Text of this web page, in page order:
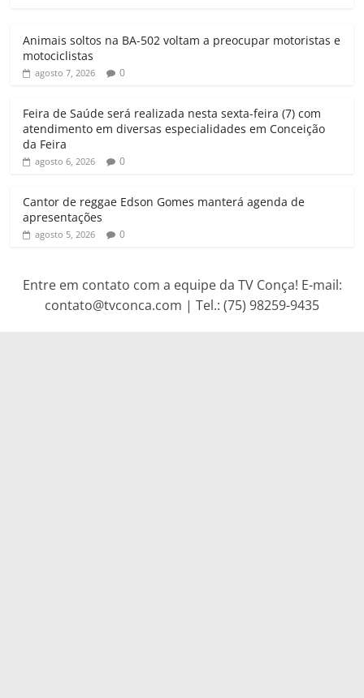
p
k
m
Animais soltos na BA-502 voltam a preocupar motoristas e
motociclistas
agosto 7, 2026 0
Feira de Saúde será realizada nesta sexta-feira (7) com
atendimento em diversas especialidades em Conceição
da Feira
agosto 6, 2026 0
Cantor de reggae Edson Gomes manterá agenda de
apresentações
agosto 5, 2026 0
Entre em contato com a equipe da TV Conça! E-mail:
contato@tvconca.com | Tel.: (75) 98259-9435